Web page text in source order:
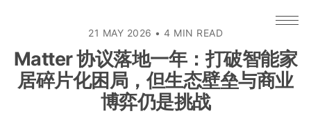
21 MAY 2026 • 4 MIN READ
Matter 协议落地一年：打破智能家
居碎片化困局，但生态壁垒与商业
博弈仍是挑战